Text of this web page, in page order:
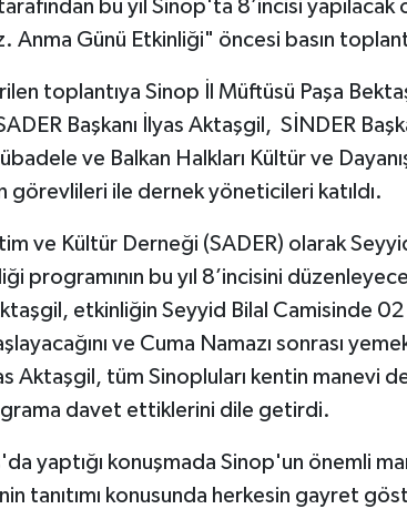
bu yıl Sinop'ta 8’incisi yapılacak
Anma Günü Etkinliği" öncesi basın
toplantıya Sinop İl Müftüsü Paşa
Başkanı İlyas Aktaşgil, SİNDER
ve Balkan Halkları Kültür ve
görevlileri ile dernek yöneticileri katıldı.
ve Kültür Derneği (SADER) olarak
programının bu yıl 8’incisini
etkinliğin Seyyid Bilal Camisinde
ve Cuma Namazı sonrası
Aktaşgil, tüm Sinopluları kentin manevi
davet ettiklerini dile getirdi.
yaptığı konuşmada Sinop'un önemli
tanıtımı konusunda herkesin gayret